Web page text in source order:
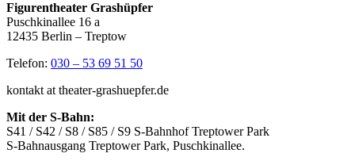
Figurentheater Grashüpfer
Puschkinallee 16 a
12435 Berlin – Treptow
Telefon: 030 – 53 69 51 50
kontakt at theater-grashuepfer.de
Mit der S-Bahn:
S41 / S42 / S8 / S85 / S9 S-Bahnhof Treptower Park
S-Bahnausgang Treptower Park, Puschkinallee.